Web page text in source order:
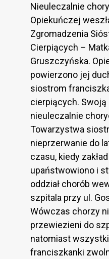
Nieuleczalnie
Opiekuńczej
Zgromadzenia
Cierpiących –
Gruszczyńska.
powierzono jej
siostrom
cierpiących. Swoją
nieuleczalnie
Towarzystwa
nieprzerwanie do
czasu, kiedy
upaństwowiono i
oddział chorób
szpitala przy ul.
Wówczas chorzy
przewiezieni do
natomiast
franciszkanki